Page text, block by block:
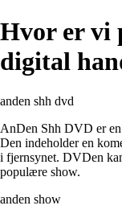
Hvor er vi
digital
anden shh dvd
AnDen Shh DVD er
Den indeholder en
i fjernsynet. DVDen
populære show.
anden show